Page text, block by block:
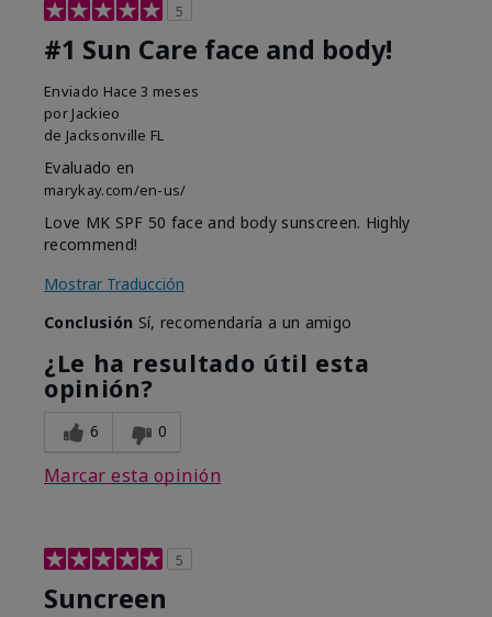
5
#1 Sun Care face and body!
Enviado Hace 3 meses
por Jackieo
de Jacksonville FL
Evaluado en
marykay.com/en-us/
Love MK SPF 50 face and body sunscreen. Highly
recommend!
Mostrar Traducción
Conclusión Sí, recomendaría a un amigo
¿Le ha resultado útil esta
opinión?
6 0
Marcar esta opinión
5
Suncreen